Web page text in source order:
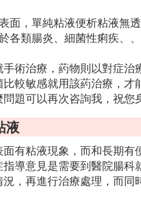
，單純粘液便析粘液無透
類腸炎、細菌性痢疾、
術治療，葯物則以對症治
較敏感就用該葯治療，才
題可以再次咨詢我，祝您
液
有粘液現象，而和長期有
導意見是需要到醫院腸
，再進行治療處理，而同